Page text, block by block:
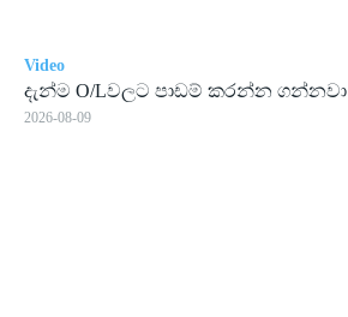
Video
දැන්ම O/Lවලට පාඩම් කරන්න ගන්නවා
2026-08-09